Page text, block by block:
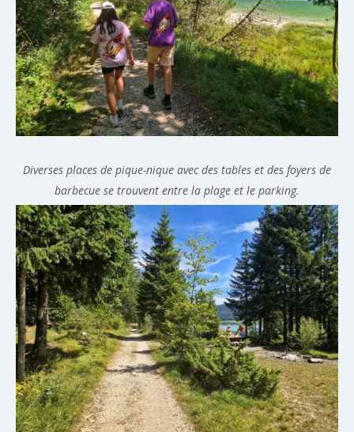
Diverses places de pique-nique avec des tables et des foyers de
barbecue se trouvent entre la plage et le parking.